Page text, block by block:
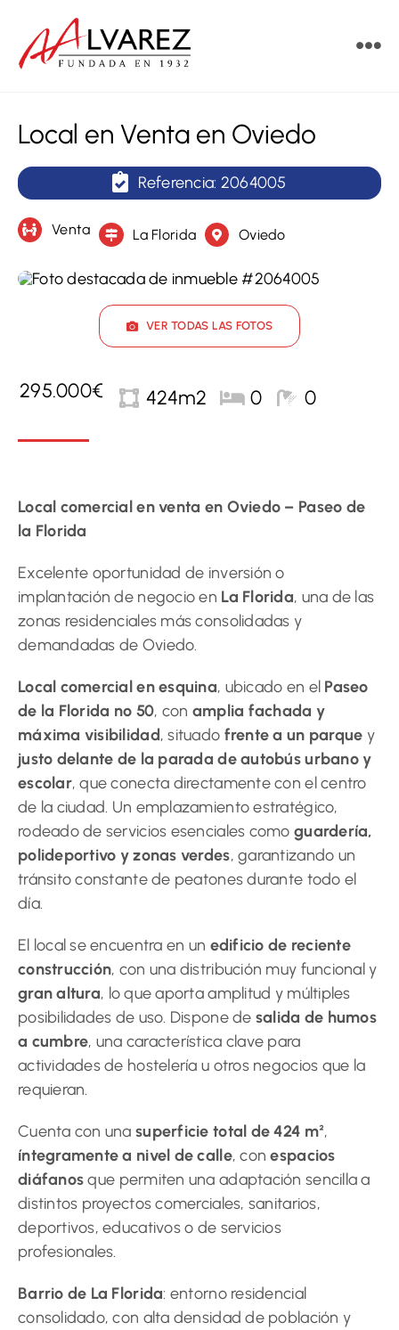
contenido
Alquila
Local en Venta en Oviedo
Referencia: 2064005
Venta La Florida Oviedo
VER TODAS LAS FOTOS
295.000€ 424m2 0 0
Local comercial en venta en Oviedo – Paseo de
la Florida
Excelente oportunidad de inversión o
implantación de negocio en La Florida, una de las
zonas residenciales más consolidadas y
demandadas de Oviedo.
Local comercial en esquina, ubicado en el Paseo
de la Florida nº 50, con amplia fachada y
máxima visibilidad, situado frente a un parque y
justo delante de la parada de autobús urbano y
escolar, que conecta directamente con el centro
de la ciudad. Un emplazamiento estratégico,
rodeado de servicios esenciales como guardería,
polideportivo y zonas verdes, garantizando un
tránsito constante de peatones durante todo el
día.
El local se encuentra en un edificio de reciente
construcción, con una distribución muy funcional y
gran altura, lo que aporta amplitud y múltiples
posibilidades de uso. Dispone de salida de humos
a cumbre, una característica clave para
actividades de hostelería u otros negocios que la
requieran.
Cuenta con unasuperficie total de 424 m²,
íntegramente a nivel de calle, conespacios
diáfanosque permiten una adaptación sencilla a
distintos proyectos comerciales, sanitarios,
deportivos, educativos o de servicios
profesionales.
Barrio de La Florida: entorno residencial
consolidado, con alta densidad de población y